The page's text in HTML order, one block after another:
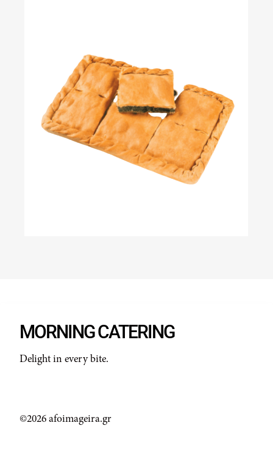
MORNING CATERING
Delight in every bite.
©2026 afoimageira.gr